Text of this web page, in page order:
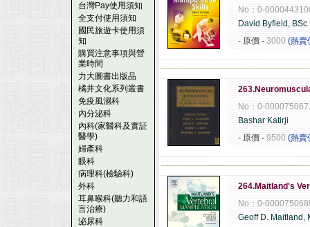
台灣Pay使用須知
全支付使用須知
國民旅遊卡使用須
知
購買注意事項與營
業時間
力大圖書出版品
橘井文化系列叢書
免疫風濕科
內分泌科
內科(家醫科及實証
醫學)
婦產科
眼科
病理科(檢驗科)
外科
耳鼻喉科(聽力和語
言治療)
泌尿科
No：0-
David Byfield, BSc
- 原價 - 3000 (熱賣
No：0-
Bashar Katirji
- 原價 - 9500 (熱賣
264.Maitland's
No：0-
Geoff D. Maitland,